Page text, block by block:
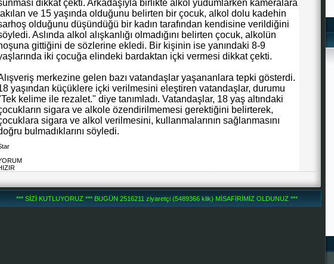
dikkat çekti. Arkadaşıyla birlikte alkol yudumlarken kameralara
ve 15 yaşında olduğunu belirten bir çocuk, alkol dolu kadehin
olduğunu düşündüğü bir kadın tarafından kendisine verildiğini
Aslında alkol alışkanlığı olmadığını belirten çocuk, alkolün
gittiğini de sözlerine ekledi. Bir kişinin ise yanındaki 8-9
iki çocuğa elindeki bardaktan içki vermesi dikkat çekti.
merkezine gelen bazı vatandaşlar yaşananlara tepki gösterdi.
yaşından küçüklere içki verilmesini eleştiren vatandaşlar, durumu
kelime ile rezalet." diye tanımladı. Vatandaşlar, 18 yaş altındaki
sigara ve alkole özendirilmemesi gerektiğini belirterek,
sigara ve alkol verilmesini, kullanmalarının sağlanmasını
bulmadıklarını söyledi.
*** SİZİ KUTLUYORUZ *** BUGÜN 2516211 ziyaretçi (5489366 klik) MİSAFİRİMİZ OLDUNUZ ***